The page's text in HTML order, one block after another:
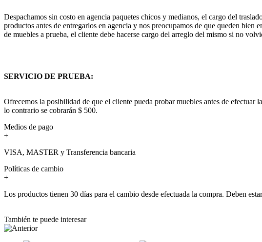
Despachamos sin costo en agencia paquetes chicos y medianos, el cargo del
productos antes de entregarlos en agencia y nos preocupamos de que queden bien
de muebles a prueba, el cliente debe hacerse cargo del arreglo del mismo si no
SERVICIO DE PRUEBA:
Ofrecemos la posibilidad de que el cliente pueda probar muebles antes de
lo contrario se cobrarán $ 500.
Medios de pago
+
VISA, MASTER y Transferencia bancaria
Políticas de cambio
+
Los productos tienen 30 días para el cambio desde efectuada la compra. Deben
También te puede interesar